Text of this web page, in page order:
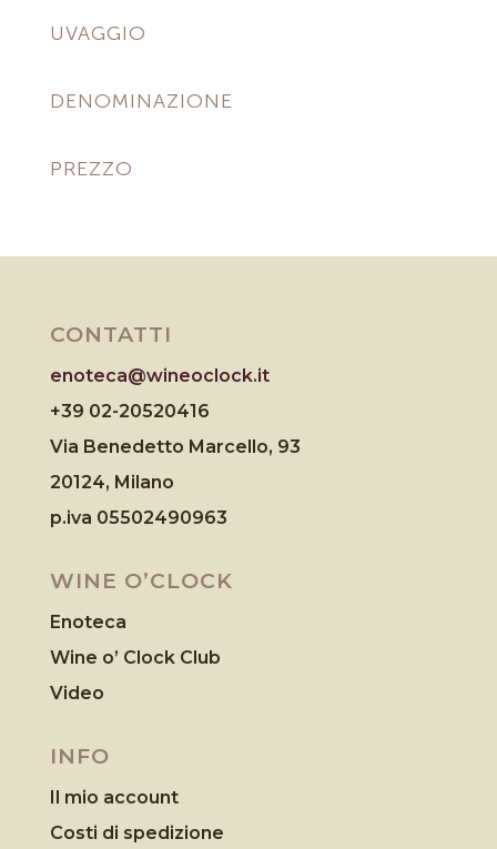
UVAGGIO
DENOMINAZIONE
PREZZO
CONTATTI
enoteca@wineoclock.it
+39 02-20520416
Via Benedetto Marcello, 93
20124, Milano
p.iva 05502490963
WINE O’CLOCK
Enoteca
Wine o’ Clock Club
Video
INFO
Il mio account
Costi di spedizione